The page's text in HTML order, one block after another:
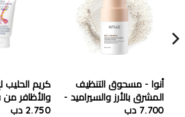
أنوا - مسحوق التنظيف
المشرق بالأرز والسيراميد -
40 جرام
7.700 دب
كريم الحليب
والأظافر من
تبييض مكثف - 100
2.750 دب